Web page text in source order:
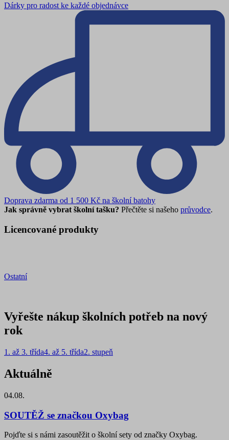
Dárky pro radost ke každé objednávce
Doprava zdarma od 1 500 Kč na školní batohy
Jak správně vybrat školní tašku? Přečtěte si našeho průvodce.
Licencované produkty
Ostatní
Vyřešte nákup školních potřeb na nový
rok
1. až 3. třída4. až 5. třída2. stupeň
Aktuálně
04.08.
SOUTĚŽ se značkou Oxybag
Pojďte si s námi zasoutěžit o školní sety od značky Oxybag.